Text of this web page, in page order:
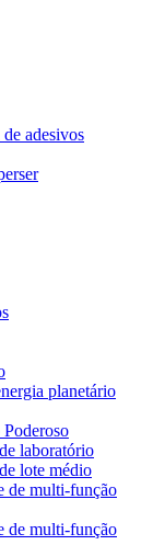
adesivos
planetário
laboratório
lote médio
de multi-função
de multi-função